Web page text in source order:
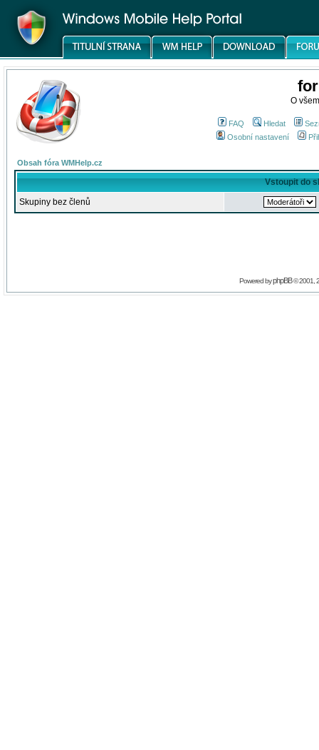
O
FAQ Hledat
Osobní nastavení
Obsah fóra WMHelp.cz
Vstoupit do
Skupiny bez členů
Powered byphpBB© 2001,